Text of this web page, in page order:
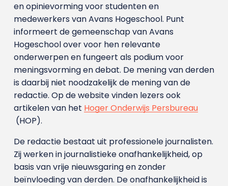
en opinievorming voor studenten en
medewerkers van Avans Hoge­school. Punt
informeert de gemeenschap van Avans
Hogeschool over voor hen relevante
onderwerpen en fungeert als podium voor
meningsvorming en debat. De mening van derden
is daarbij niet noodzakelijk de mening van de
redactie. Op de website vinden lezers ook
artikelen van het Hoger Onderwijs Persbureau
(HOP).
De redactie bestaat uit professionele journalisten.
Zij werken in journalistieke onafhankelijkheid, op
basis van vrije nieuwsgaring en zonder
beïnvloeding van derden. De onafhankelijkheid is